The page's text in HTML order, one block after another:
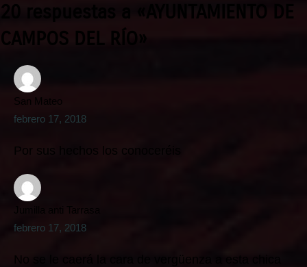
20 respuestas a «AYUNTAMIENTO DE
CAMPOS DEL RÍO»
San Mateo
febrero 17, 2018
Por sus hechos los conoceréis
Jumilla anti Tarrasa
febrero 17, 2018
No se le caerá la cara de vergüenza a esta chica